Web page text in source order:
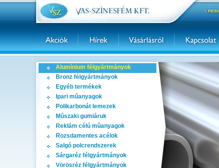
Alumínium félgyártmányok
Bronz félgyártmányok
Egyéb termékek
Ipari mûanyagok
Polikarbonát lemezek
Mûszaki gumiáruk
Reklám célú mûanyagok
Rozsdamentes acélok
Salgó polcrendszerek
Sárgaréz félgyártmányok
Vörösréz félgyártmányok